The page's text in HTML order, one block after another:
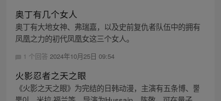
奥丁有几个女人
奥丁有大地女神、弗瑞嘉，以及史前复仇者队伍中的拥有
凤凰之力的初代凤凰女这三个女人。
1 个回答 2024年10月25日 09:54
火影忍者之天之眼
《火影之天之眼》为完结的日韩动漫，主演有五条博、뿔